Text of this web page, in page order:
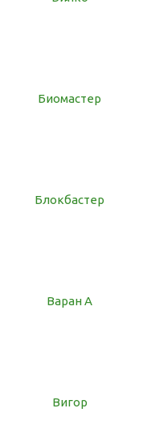
Биомастер
Блокбастер
Варан А
Вигор